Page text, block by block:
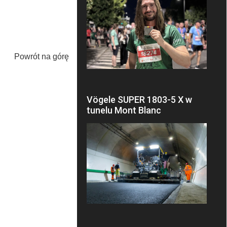
Powrót na górę
Vögele SUPER 1803-5 X w
tunelu Mont Blanc